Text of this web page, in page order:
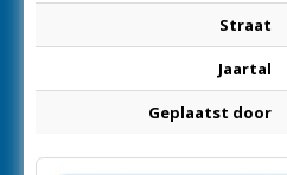
Straat
Jaartal
Geplaatst door